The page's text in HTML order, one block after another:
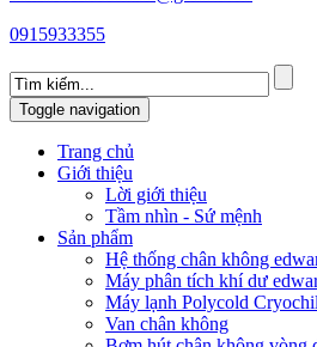
0915933355
Toggle navigation
Trang chủ
Giới thiệu
Lời giới thiệu
Tầm nhìn - Sứ mệnh
Sản phẩm
Hệ thống chân không
Máy phân tích khí dư
Máy lạnh Polycold
Van chân không